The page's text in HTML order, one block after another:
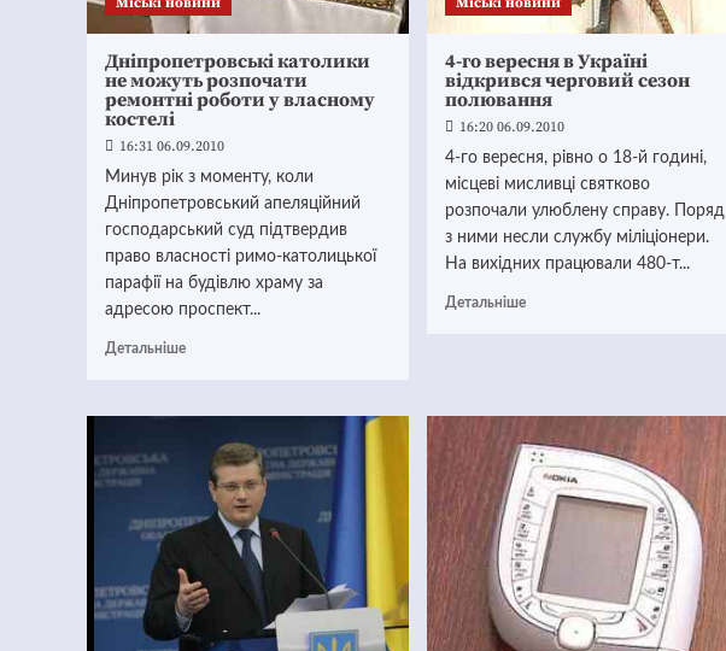
Дніпропетровські католики
не можуть розпочати
ремонтні роботи у власному
костелі
16:31 06.09.2010
Минув рік з моменту, коли
Дніпропетровський апеляційний
господарський суд підтвердив
право власності римо-католицької
парафії на будівлю храму за
адресою проспект...
Детальніше
4-го вересня в Україні
відкрився черговий сезон
полювання
16:20 06.09.2010
4-го вересня, рівно о 18-й годині,
місцеві мисливці святково
розпочали улюблену справу. Поряд
з ними несли службу міліціонери.
На вихідних працювали 480-т...
Детальніше